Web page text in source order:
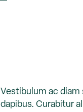
Vestibulum ac
dapibus. Curabitur